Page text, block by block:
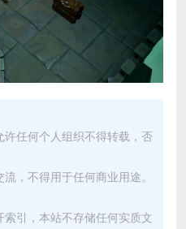
任何个人组织不得转载，否
，不得用于任何商业用途。
引，本站不存储任何实质文